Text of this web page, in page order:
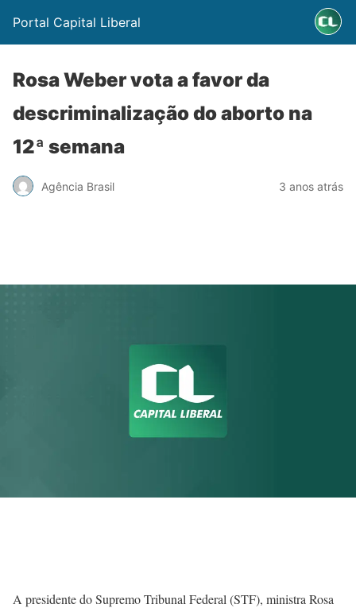
Portal Capital Liberal
Rosa Weber vota a favor da
descriminalização do aborto na
12ª semana
Agência Brasil 3 anos atrás
A presidente do Supremo Tribunal Federal (STF), ministra Rosa